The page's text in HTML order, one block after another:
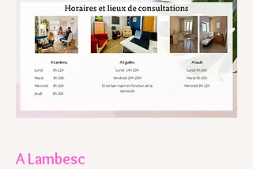
A Lambesc